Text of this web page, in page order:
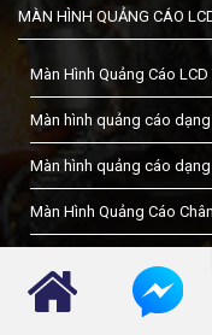
MÀN HÌNH QUẢNG CÁO
Màn Hình Quảng Cáo
Màn hình quảng cáo
Màn hình quảng cáo
Màn Hình Quảng Cáo
Màn hình quảng cáo chân
MÀN HÌNH TƯƠNG TÁC